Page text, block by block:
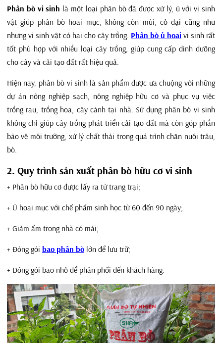
Phân bò vi sinh là một loại phân bò đã được xử lý, ủ với vi sinh
vật giúp phân bò hoai mục, không còn mùi, cỏ dại cũng như
nhưng vi sinh vật có hai cho cây trồng. Phân bò ủ hoai vi sinh rất
tốt phù hợp với nhiều loại cây trồng, giúp cung cấp dinh dưỡng
cho cây và cải tạo đất rất hiệu quả.
Hiện nay, phân bò vi sinh là sản phẩm được ưa chuộng với những
dự án nông nghiệp sạch, nông nghiệp hữu cơ và phục vụ việc
trồng rau, trồng hoa, cây cảnh tại nhà. Sử dụng phân bò vi sinh
không chỉ giúp cây trồng phát triển cải tạo đất mà còn góp phần
bảo vệ môi trường, xử lý chất thải trong quá trình chăn nuôi trâu,
bò.
2. Quy trình sản xuất phân bò hữu cơ vi sinh
+ Phân bò hữu cơ được lấy ra từ trang trại;
+ Ủ hoai mục với chế phẩm sinh học từ 60 đến 90 ngày;
+ Giảm ẩm trong nhà có mái;
+ Đóng gói bao phân bò lớn để lưu trữ;
+ Đóng gói bao nhỏ để phân phối đến khách hàng.